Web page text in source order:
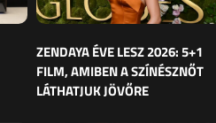
ZENDAYA ÉVE LESZ 2026: 5+1
FILM, AMIBEN A SZÍNÉSZNŐT
LÁTHATJUK JÖVŐRE